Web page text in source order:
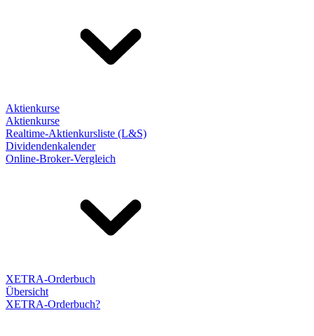
Aktienkurse
Aktienkurse
Realtime-Aktienkursliste (L&S)
Dividendenkalender
Online-Broker-Vergleich
XETRA-Orderbuch
Übersicht
XETRA-Orderbuch?